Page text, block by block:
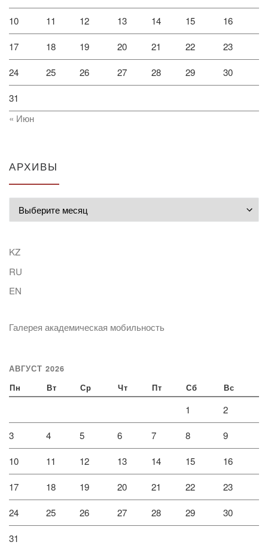
10 11 12 13 14 15 16
17 18 19 20 21 22 23
24 25 26 27 28 29 30
31
« Июн
АРХИВЫ
KZ
RU
EN
Галерея академическая мобильность
АВГУСТ 2026
Пн Вт Ср Чт Пт Сб Вс
1 2
3 4 5 6 7 8 9
10 11 12 13 14 15 16
17 18 19 20 21 22 23
24 25 26 27 28 29 30
31